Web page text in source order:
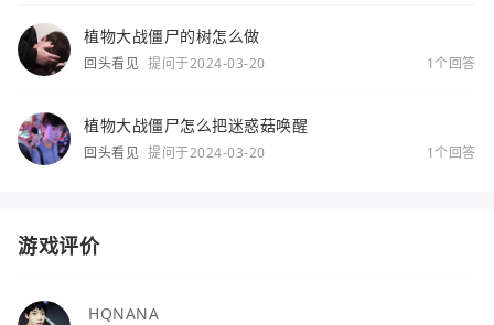
植物大战僵尸的树怎么做
回头看见 提问于2024-03-20 1个回答
植物大战僵尸怎么把迷惑菇唤醒
回头看见 提问于2024-03-20 1个回答
游戏评价
HQNANA